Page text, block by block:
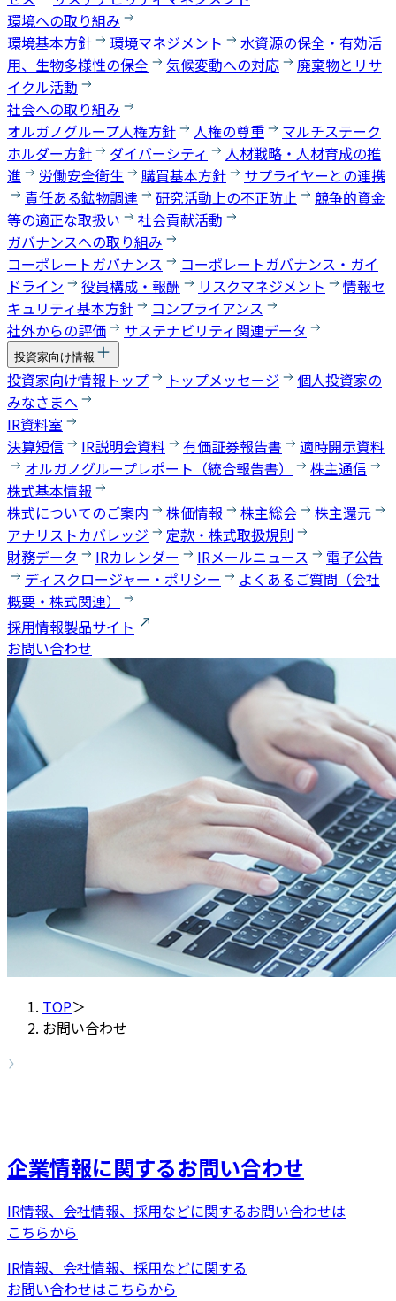
環境への取り組み
環境基本方針
環境マネジメント
水資源の保全・有効活
用、生物多様性の保全
気候変動への対応
廃棄物とリサ
イクル活動
社会への取り組み
オルガノグループ人権方針
人権の尊重
マルチステーク
ホルダー方針
ダイバーシティ
人材戦略・人材育成の推
進
労働安全衛生 購買基本方針
サプライヤーとの連携
責任ある鉱物調達
研究活動上の不正防止
競争的資金
等の適正な取扱い
社会貢献活動
ガバナンスへの取り組み
コーポレートガバナンス
コーポレートガバナンス・ガイ
ドライン
役員構成・報酬 リスクマネジメント
情報セ
キュリティ基本方針
コンプライアンス
社外からの評価
サステナビリティ関連データ
投資家向け情報
投資家向け情報トップ トップメッセージ
個人投資家の
みなさまへ
IR資料室
決算短信
IR説明会資料 有価証券報告書
適時開示資料
オルガノグループレポート（統合報告書）
株主通信
株式基本情報
株式についてのご案内
株価情報 株主総会
株主還元
アナリストカバレッジ
定款・株式取扱規則
財務データ
IRカレンダー IRメールニュース
電子公告
ディスクロージャー・ポリシー
よくあるご質問（会社
概要・株式関連）
採用情報製品サイト
お問い合わせ
TOP＞
お問い合わせ
企業情報に関するお問い合わせ
IR情報、会社情報、採用などに関するお問い合わせは
こちらから
IR情報、会社情報、採用などに関する
お問い合わせはこちらから